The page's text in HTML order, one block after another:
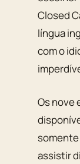
Closed
língua
com o
Os nove
assistir